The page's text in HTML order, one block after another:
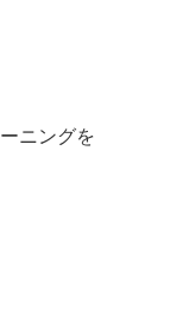
ニングを